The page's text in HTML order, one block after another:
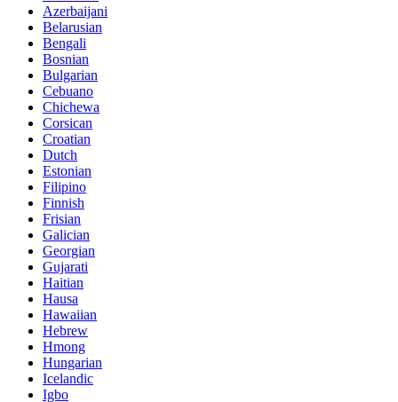
Azerbaijani
Belarusian
Bengali
Bosnian
Bulgarian
Cebuano
Chichewa
Corsican
Croatian
Dutch
Estonian
Filipino
Finnish
Frisian
Galician
Georgian
Gujarati
Haitian
Hausa
Hawaiian
Hebrew
Hmong
Hungarian
Icelandic
Igbo